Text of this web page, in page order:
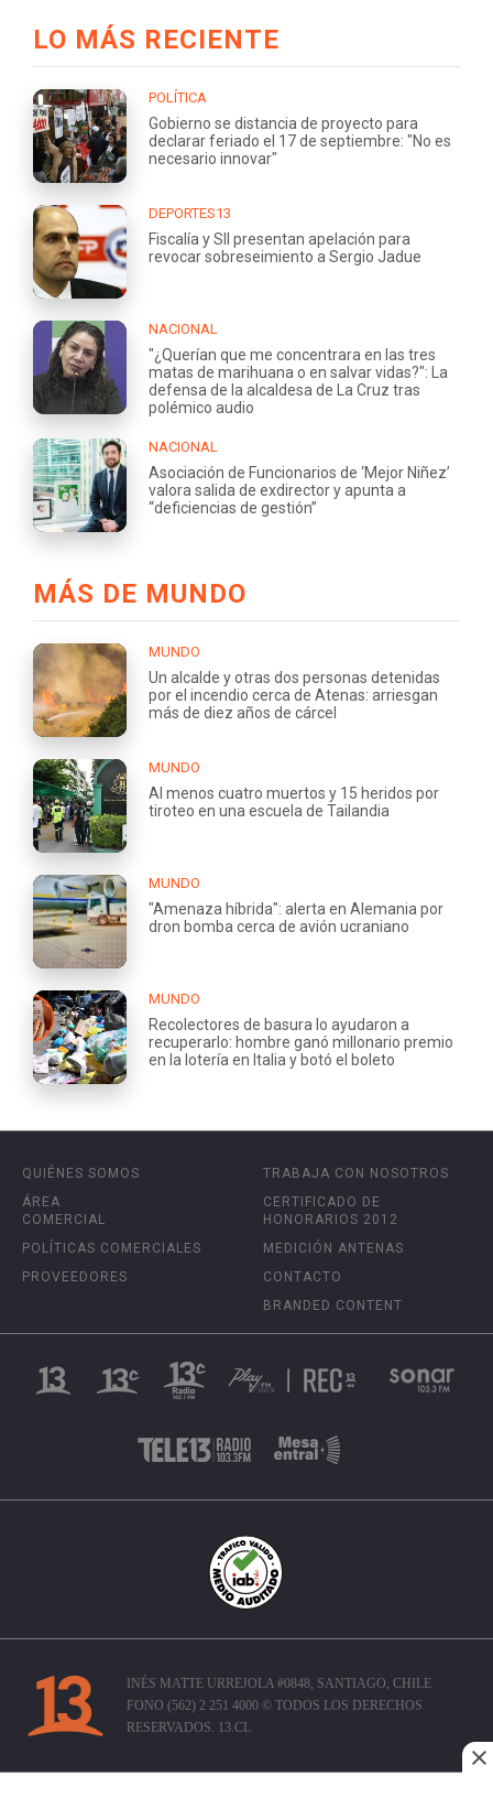
LO MÁS RECIENTE
POLÍTICA
Gobierno se distancia de proyecto para
declarar feriado el 17 de septiembre: "No es
necesario innovar"
DEPORTES13
Fiscalía y SII presentan apelación para
revocar sobreseimiento a Sergio Jadue
NACIONAL
"¿Querían que me concentrara en las tres
matas de marihuana o en salvar vidas?": La
defensa de la alcaldesa de La Cruz tras
polémico audio
NACIONAL
Asociación de Funcionarios de ‘Mejor Niñez’
valora salida de exdirector y apunta a
“deficiencias de gestión”
MÁS DE MUNDO
MUNDO
Un alcalde y otras dos personas detenidas
por el incendio cerca de Atenas: arriesgan
más de diez años de cárcel
MUNDO
Al menos cuatro muertos y 15 heridos por
tiroteo en una escuela de Tailandia
MUNDO
"Amenaza híbrida": alerta en Alemania por
dron bomba cerca de avión ucraniano
MUNDO
Recolectores de basura lo ayudaron a
recuperarlo: hombre ganó millonario premio
en la lotería en Italia y botó el boleto
QUIÉNES SOMOS
ÁREA
COMERCIAL
POLÍTICAS COMERCIALES
PROVEEDORES
TRABAJA CON NOSOTROS
CERTIFICADO DE
HONORARIOS 2012
MEDICIÓN ANTENAS
CONTACTO
BRANDED CONTENT
INÉS MATTE URREJOLA #0848, SANTIAGO, CHILE
FONO (562) 2 251 4000 © TODOS LOS DERECHOS
RESERVADOS. 13.CL